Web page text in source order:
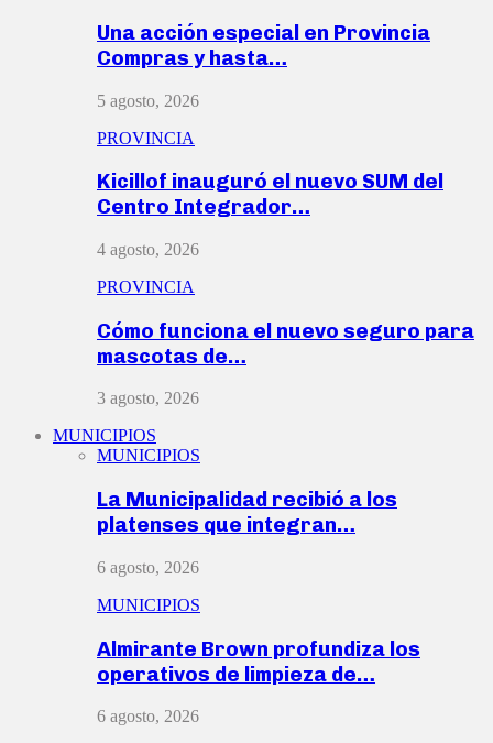
Una acción especial en Provincia
Compras y hasta…
5 agosto, 2026
PROVINCIA
Kicillof inauguró el nuevo SUM del
Centro Integrador…
4 agosto, 2026
PROVINCIA
Cómo funciona el nuevo seguro para
mascotas de…
3 agosto, 2026
MUNICIPIOS
MUNICIPIOS
La Municipalidad recibió a los
platenses que integran…
6 agosto, 2026
MUNICIPIOS
Almirante Brown profundiza los
operativos de limpieza de…
6 agosto, 2026